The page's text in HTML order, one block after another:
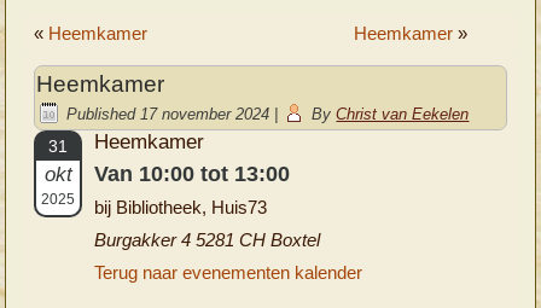
« Heemkamer Heemkamer»
Heemkamer
Published 17 november 2024 By Christ van Eekelen
31
okt
2025
Heemkamer
Van 10:00 tot 13:00
bij Bibliotheek, Huis73
Burgakker 4 5281 CH Boxtel
Terug naar evenementen kalender